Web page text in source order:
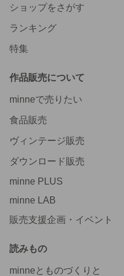
ショップをさがす
ランキング
特集
作品販売について
minneで売りたい
食品販売
ヴィンテージ販売
ダウンロード販売
minne PLUS
minne LAB
販売支援企画・イベント
読みもの
minneとものづくりと